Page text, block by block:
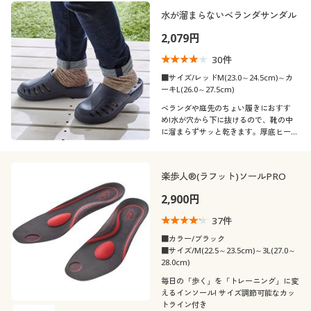
キッチン・雑貨・日用品
家具・収納
寝具・ベッド
カーテン・ラグ・ファブリック
美容・健康通販すべて
美容・健康・サプリメント
制服・スクール
制服・スクールすべて
制服・学生服
ジュニア・ティーンズ下着
大きいサイズ
大きいサイズ通販すべて
大きいサイズ レディース服
大きいサイズ メンズ
大きいサイズ 事務・制服
バーゲン
バーゲンセール
詳細検索
カタログ
カタログ・チラシからのご注文
デジタルカタログ
カテゴリ
口コミ
(4〜4.9)
(3〜3.9)
24.5 25 25.5 26
28
水が溜まらないベランダサンダル
2,079円
30件
■サイズ/レッドM(23.0～24.5cm)～カ
ーキL(26.0～27.5cm)
ベランダや庭先のちょい履きにおすす
め!水が穴から下に抜けるので、靴の中
に溜まらずサッと乾きます。厚底ヒール
楽歩人®(ラフット)ソールPRO
2,900円
37件
■カラー/ブラック
■サイズ/M(22.5～23.5cm)～3L(27.0～
28.0cm)
毎日の「歩く」を「トレーニング」に変
えるインソール! サイズ調節可能なカッ
トライン付き